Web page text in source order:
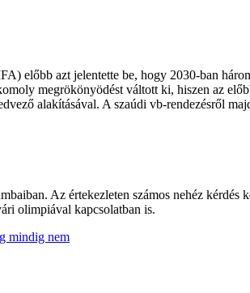
előbb azt jelentette be, hogy 2030-ban
megrökönyödést váltott ki, hiszen az
alakításával. A szaúdi vb-rendezésről
Az értekezleten számos nehéz kérdés
olimpiával kapcsolatban is.
mindig nem